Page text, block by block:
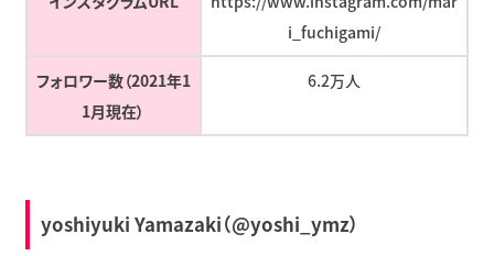
i_fuchigami/
フォロワー数（2021年1
1月現在）
6.2万人
yoshiyuki Yamazaki（@yoshi_ymz）